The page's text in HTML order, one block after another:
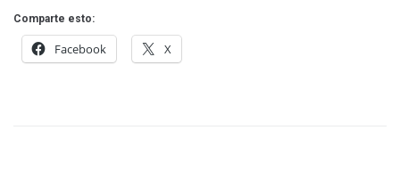
Comparte esto:
Facebook X